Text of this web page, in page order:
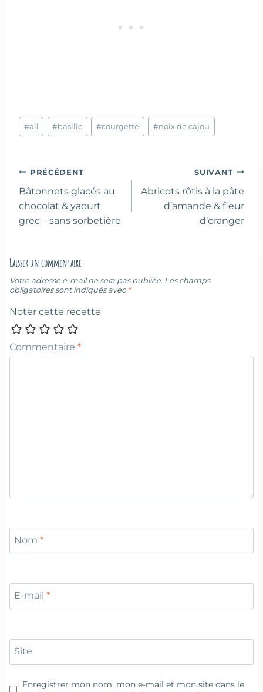
Étiquettes
de
#ail #basilic #courgette #noix de cajou
Navigation
de
l’article
PRÉCÉDENT
Bâtonnets glacés au
chocolat & yaourt
grec – sans sorbetière
SUIVANT
Abricots rôtis à la pâte
d’amande & fleur
d’oranger
Laisser un commentaire
Votre adresse e-mail ne sera pas publiée. Les champs
obligatoires sont indiqués avec *
Noter cette recette
Commentaire *
Nom *
E-mail *
Site
Enregistrer mon nom, mon e-mail et mon site dans le